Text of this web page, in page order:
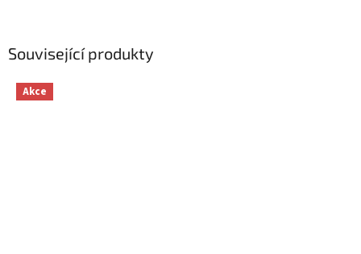
Související produkty
Akce